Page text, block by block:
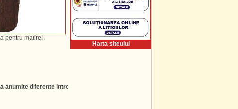
pentru marire!
anumite diferente intre
Harta siteului